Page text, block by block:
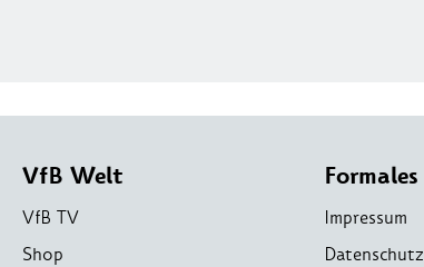
VfB Welt
VfB TV
Shop
Formales
Impressum
Datenschutz